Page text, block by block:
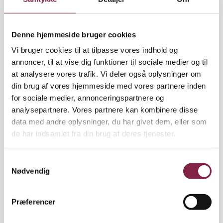
Denne hjemmeside bruger cookies
Vi bruger cookies til at tilpasse vores indhold og
annoncer, til at vise dig funktioner til sociale medier og til
at analysere vores trafik. Vi deler også oplysninger om
din brug af vores hjemmeside med vores partnere inden
for sociale medier, annonceringspartnere og
analysepartnere. Vores partnere kan kombinere disse
data med andre oplysninger, du har givet dem, eller som
de har indsamlet fra din brug af deres tjenester.
Nødvendig
Præferencer
»De tre parametre er arbejdsmængde,
til, hvordan organisationen opleves, og i forhold til
relationen til chefen. Og sammen­lignet med de
andre større grupper af offentligt ansatte, så kan
pædagoger siges at være på niveau med de andre,«
siger Matias Brødsgaard Grynderup.
Generelt adskiller gennemsnittet for andelen af
deprimerede i undersøgelsen sig dog fra
landsgennemsnittet. »Målt over to år fandt vi, at
cirka to procent af den arbejdsstyrke, vi undersøgte,
andel end landsgennemsnittet, men det skal
alle sammen i udgangspunktet var både raske og i
arbejde,« siger Matias Brødsgaard Grynderup. På